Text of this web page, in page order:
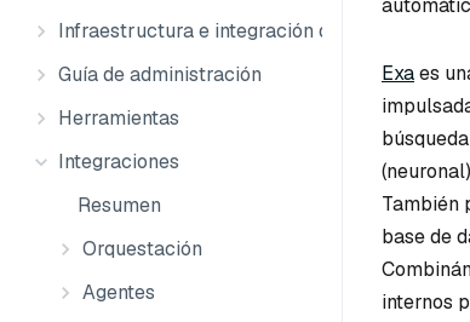
Infraestructura e integración de datos
Guía de administración
Herramientas
Integraciones
Resumen
Orquestación
Agentes
Exaes
También
base de
internos